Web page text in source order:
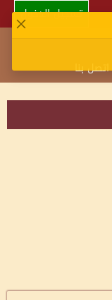
تسجيل الدخول
اتصل بنا